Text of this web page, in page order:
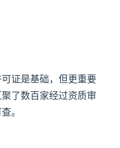
证是基础，但更重要
了数百家经过资质审
。